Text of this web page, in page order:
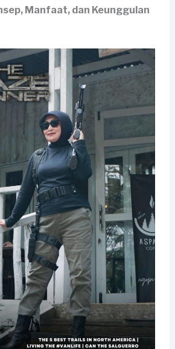
Manfaat, dan Keunggulan